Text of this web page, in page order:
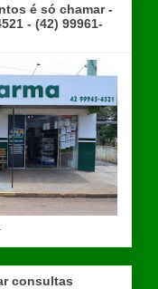
é só chamar -
- (42) 99961-
consultas